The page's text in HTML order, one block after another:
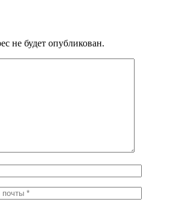
не будет опубликован.